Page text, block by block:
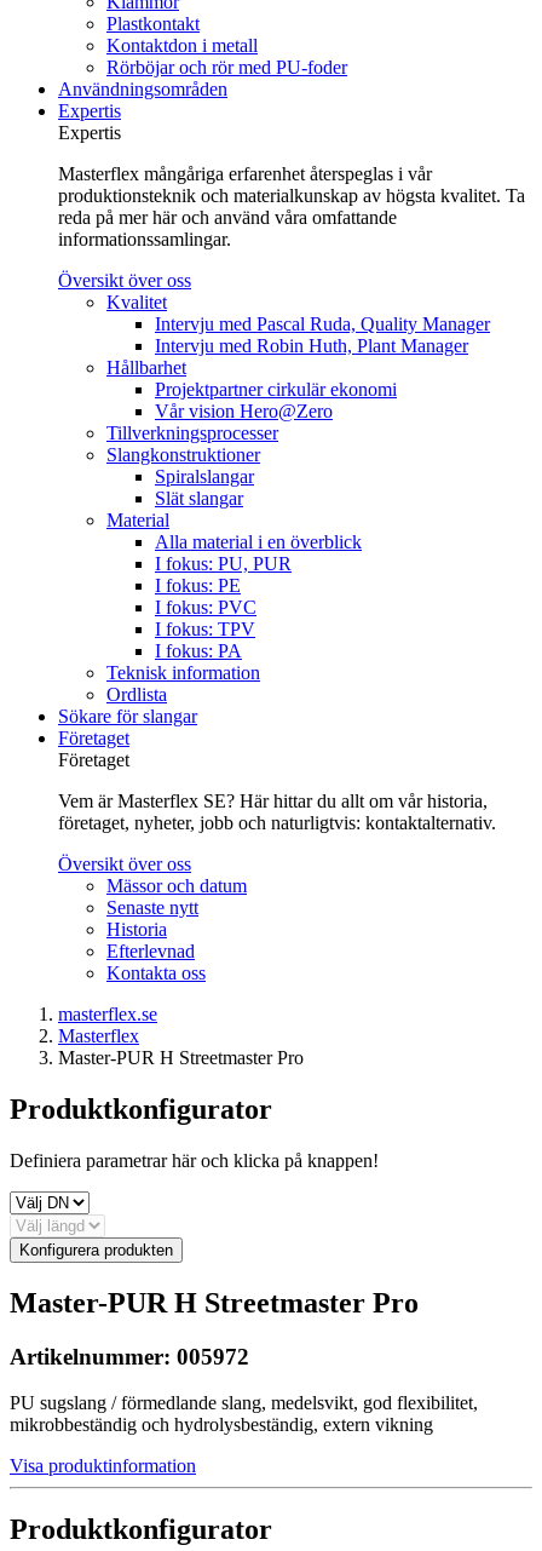
Plastkontakt
Kontaktdon i metall
Rörböjar och rör med PU-foder
Användningsområden
Expertis
Expertis
Masterflex mångåriga erfarenhet återspeglas i vår
produktionsteknik och materialkunskap av högsta kvalitet. Ta
reda på mer här och använd våra omfattande
informationssamlingar.
Översikt över oss
Kvalitet
Intervju med Pascal Ruda, Quality Manager
Intervju med Robin Huth, Plant Manager
Hållbarhet
Projektpartner cirkulär ekonomi
Vår vision Hero@Zero
Tillverkningsprocesser
Slangkonstruktioner
Spiralslangar
Slät slangar
Material
Alla material i en överblick
I fokus: PU, PUR
I fokus: PE
I fokus: PVC
I fokus: TPV
I fokus: PA
Teknisk information
Ordlista
Sökare för slangar
Företaget
Företaget
Vem är Masterflex SE? Här hittar du allt om vår historia,
företaget, nyheter, jobb och naturligtvis: kontaktalternativ.
Översikt över oss
Mässor och datum
Senaste nytt
Historia
Efterlevnad
Kontakta oss
masterflex.se
Masterflex
Master-PUR H Streetmaster Pro
Produktkonfigurator
Definiera parametrar här och klicka på knappen!
Konfigurera produkten
Master-PUR H Streetmaster Pro
Artikelnummer: 005972
PU sugslang / förmedlande slang, medelsvikt, god flexibilitet,
mikrobbeständig och hydrolysbeständig, extern vikning
Visa produktinformation
Produktkonfigurator